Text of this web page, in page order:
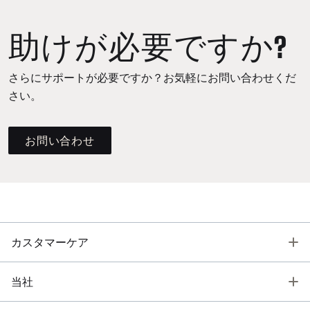
助けが必要ですか?
さらにサポートが必要ですか？お気軽にお問い合わせくだ
さい。
お問い合わせ
カスタマーケア
当社